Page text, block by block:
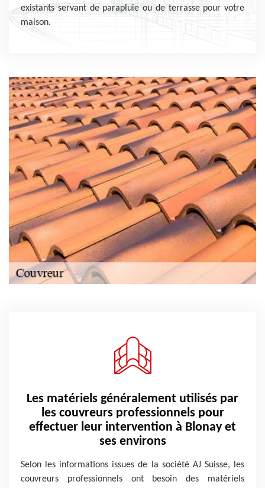
existants servant de parapluie ou de terrasse pour votre
maison.
Les matériels généralement utilisés par
les couvreurs professionnels pour
effectuer leur intervention à Blonay et
ses environs
Selon les informations issues de la société AJ Suisse, les
couvreurs professionnels ont besoin des matériels